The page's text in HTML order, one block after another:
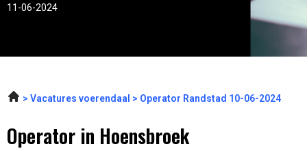
11-06-2024
Vacatures voerendaal Operator Randstad 10-06-2024
Operator in Hoensbroek